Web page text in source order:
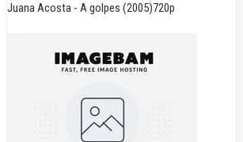
Juana Acosta - A golpes (2005)720p